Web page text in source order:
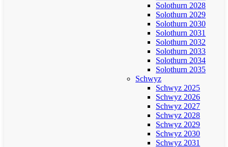
Solothurn 2028
Solothurn 2029
Solothurn 2030
Solothurn 2031
Solothurn 2032
Solothurn 2033
Solothurn 2034
Solothurn 2035
Schwyz
Schwyz 2025
Schwyz 2026
Schwyz 2027
Schwyz 2028
Schwyz 2029
Schwyz 2030
Schwyz 2031